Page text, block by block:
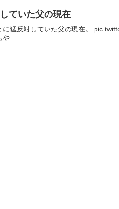
ていた父の現在
猛反対していた父の現在。
...